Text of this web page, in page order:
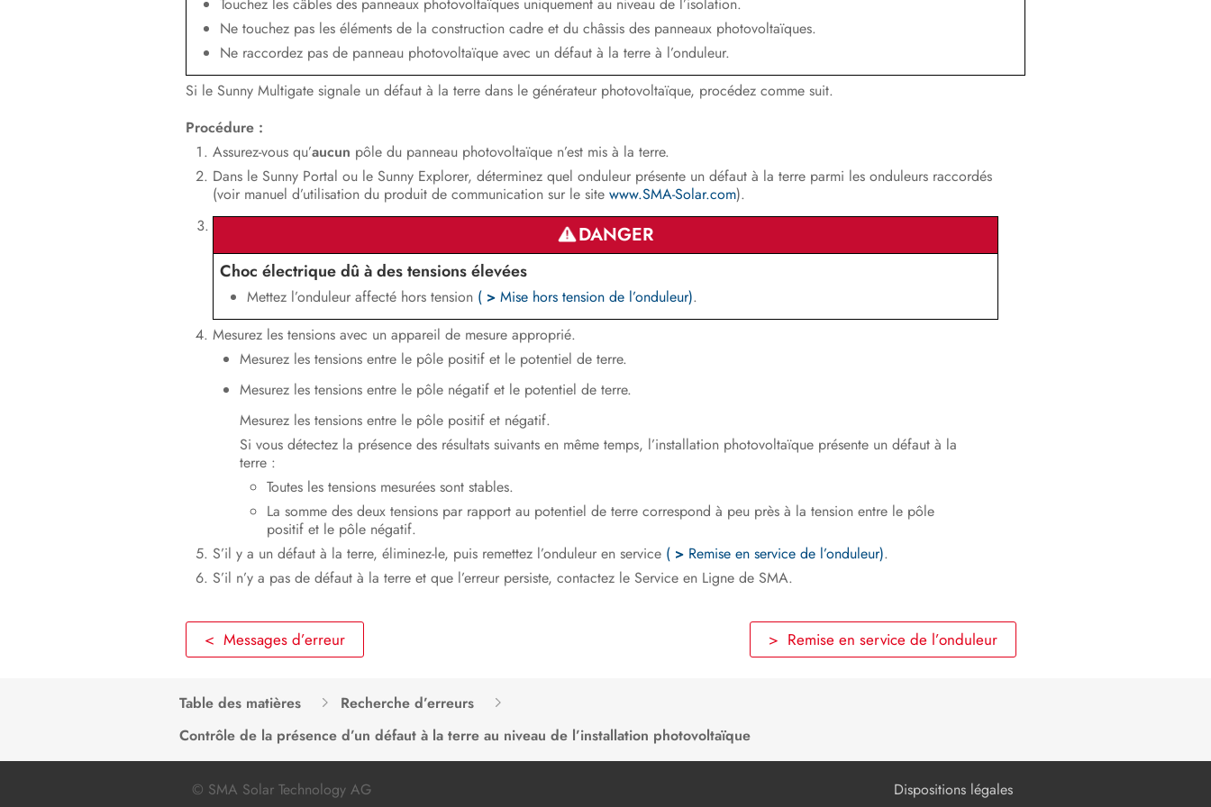
Ne touchez pas les éléments de la construction cadre et du châssis des panneaux photovoltaïques.
Ne raccordez pas de panneau photovoltaïque avec un défaut à la terre à l’onduleur.
Si le Sunny Multigate signale un défaut à la terre dans le générateur photovoltaïque, procédez comme suit.
Procédure :
Assurez-vous qu’aucun pôle du panneau photovoltaïque n’est mis à la terre.
Dans le Sunny Portal ou le Sunny Explorer, déterminez quel onduleur présente un défaut à la terre parmi les onduleurs raccordés
(voir manuel d’utilisation du produit de communication sur le site www.SMA-Solar.com).
DANGER
Choc électrique dû à des tensions élevées
Mettez l’onduleur affecté hors tension ( > Mise hors tension de l’onduleur).
Mesurez les tensions avec un appareil de mesure approprié.
Mesurez les tensions entre le pôle positif et le potentiel de terre.
Mesurez les tensions entre le pôle négatif et le potentiel de terre.
Mesurez les tensions entre le pôle positif et négatif.
Si vous détectez la présence des résultats suivants en même temps, l’installation photovoltaïque présente un défaut à la
terre :
Toutes les tensions mesurées sont stables.
La somme des deux tensions par rapport au potentiel de terre correspond à peu près à la tension entre le pôle
positif et le pôle négatif.
S’il y a un défaut à la terre, éliminez-le, puis remettez l’onduleur en service ( > Remise en service de l’onduleur).
S’il n’y a pas de défaut à la terre et que l’erreur persiste, contactez le Service en Ligne de SMA.
< Messages d’erreur > Remise en service de l’onduleur
Table des matières
Recherche d’erreurs
Contrôle de la présence d’un défaut à la terre au niveau de l’installation photovoltaïque
© SMA Solar Technology AG Dispositions légales
Multigate